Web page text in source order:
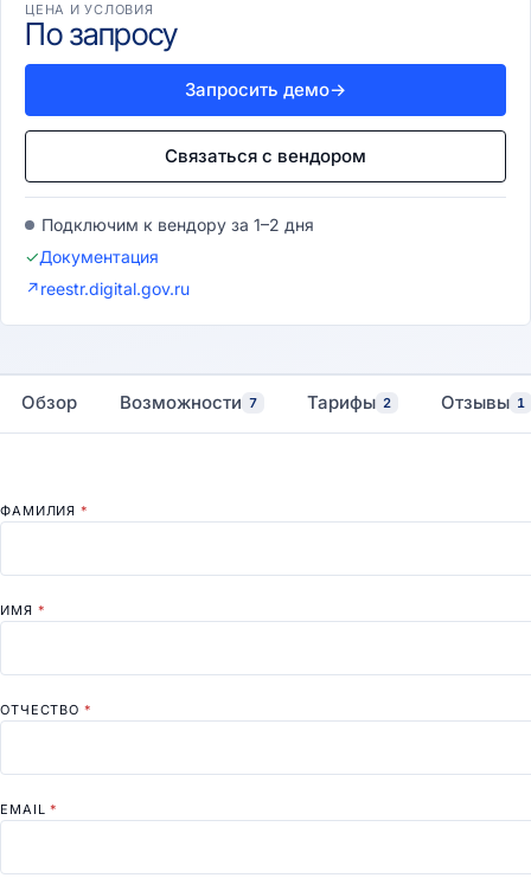
ЦЕНА И УСЛОВИЯ
По запросу
Запросить демо→
Связаться с вендором
Подключим к вендору за 1–2 дня
✓Документация
↗reestr.digital.gov.ru
Обзор Возможности 7 Тарифы 2 Отзывы 1
ФАМИЛИЯ*
ИМЯ *
ОТЧЕСТВО *
EMAIL*